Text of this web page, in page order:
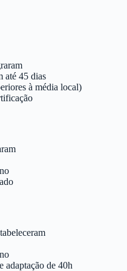
até 45 dias
à média local)
adaptação de 40h